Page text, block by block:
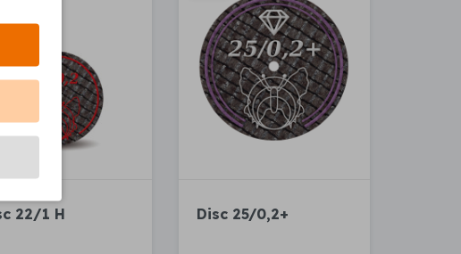
22/1 H Disc 25/0,2+